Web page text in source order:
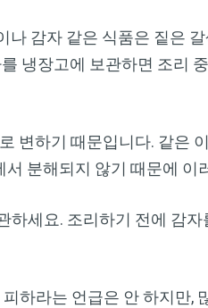
감자 같은 식품은 짙은
냉장고에 보관하면 조리
변하기 때문입니다. 같은
서 분해되지 않기 때문에 이
세요. 조리하기 전에 감
하라는 언급은 안 하지만,
구독하세요
다. Dr. Mercola와 함께 개인정보